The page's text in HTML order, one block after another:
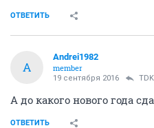
ОТВЕТИТЬ
A
Andrei1982
member
19 сентября 2016 TDK
А до какого нового года
ОТВЕТИТЬ